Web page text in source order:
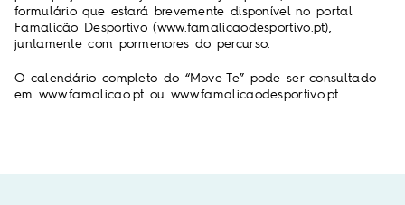
formulário que estará brevemente disponível no portal
Famalicão Desportivo (www.famalicaodesportivo.pt),
juntamente com pormenores do percurso.
O calendário completo do “Move-Te” pode ser consultado
em www.famalicao.pt ou www.famalicaodesportivo.pt